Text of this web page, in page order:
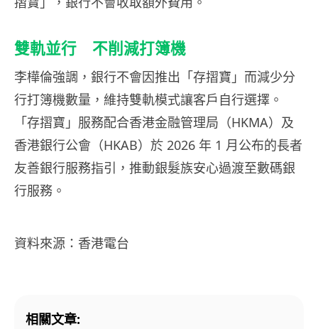
雙軌並行 不削減打簿機
李樺倫強調，銀行不會因推出「存摺寶」而減少分
行打簿機數量，維持雙軌模式讓客戶自行選擇。
「存摺寶」服務配合香港金融管理局（HKMA）及
香港銀行公會（HKAB）於 2026 年 1 月公布的長者
友善銀行服務指引，推動銀髮族安心過渡至數碼銀
行服務。
資料來源：香港電台
相關文章: